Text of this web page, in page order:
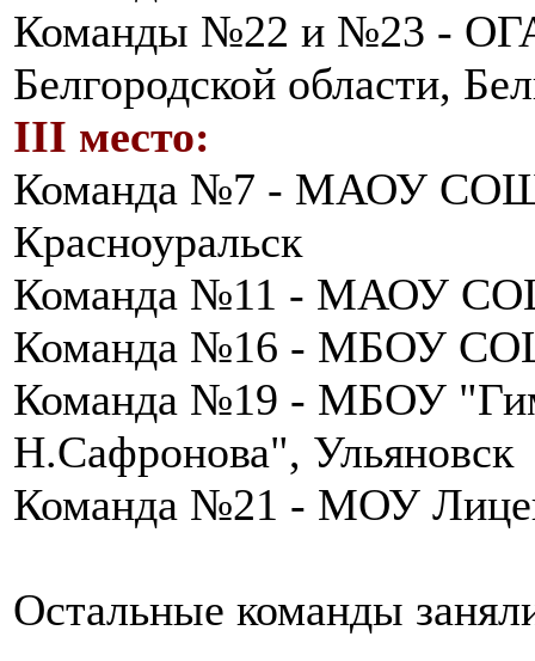
Команды №22 и №23 -
Белгородской области,
III место:
Команда №7 - МАОУ СОШ
Красноуральск
Команда №11 - МАОУ
Команда №16 - МБОУ
Команда №19 - МБОУ
Н.Сафронова", Ульяновск
Команда №21 - МОУ
Остальные команды